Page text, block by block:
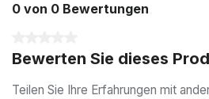
0 von 0 Bewertungen
Bewerten Sie dieses
Teilen Sie Ihre Erfahrungen mit